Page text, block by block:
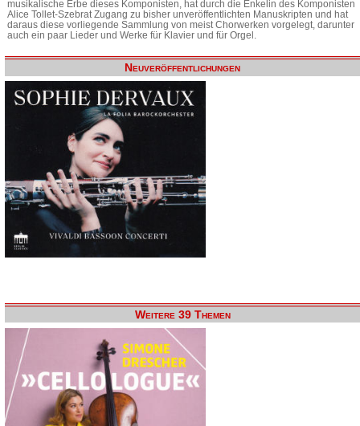
musikalische Erbe dieses Komponisten, hat durch die Enkelin des Komponisten
Alice Tollet-Szebrat Zugang zu bisher unveröffentlichten Manuskripten und hat
daraus diese vorliegende Sammlung von meist Chorwerken vorgelegt, darunter
auch ein paar Lieder und Werke für Klavier und für Orgel.
Neuveröffentlichungen
Weitere 39 Themen